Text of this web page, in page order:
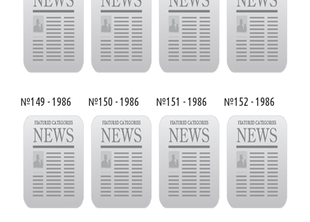
№149 - 1986 №150 - 1986 №151 - 1986 №152 - 1986